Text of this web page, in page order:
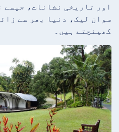
اور تاریخی نشانات، جیسے
سوان لیک، دنیا بھر سے
کھینچتے ہیں۔